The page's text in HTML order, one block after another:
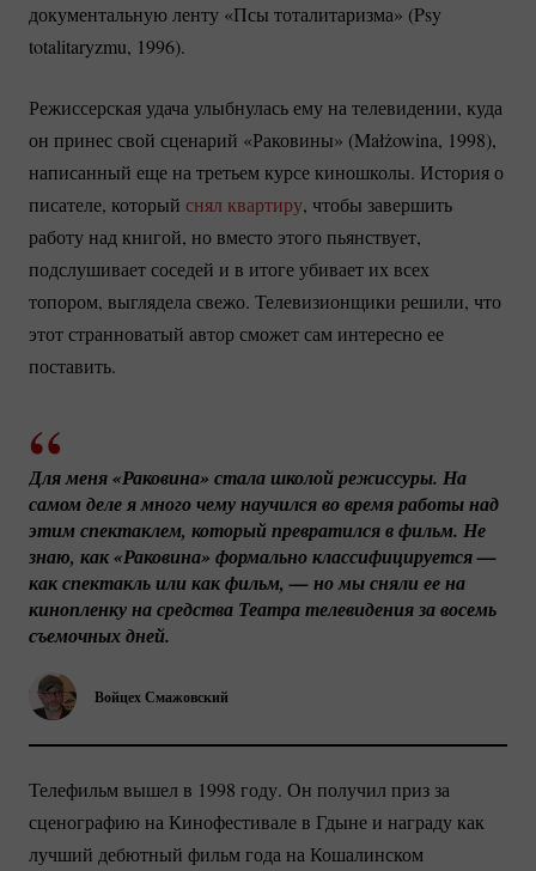
документальную ленту «Псы тоталитаризма» (Psy
totalitaryzmu, 1996).
Режиссерская удача улыбнулась ему на телевидении, куда
он принес свой сценарий «Раковины» (Małżowina, 1998),
написанный еще на третьем курсе киношколы. История о
писателе, который снял квартиру, чтобы завершить
работу над книгой, но вместо этого пьянствует,
подслушивает соседей и в итоге убивает их всех
топором, выглядела свежо. Телевизионщики решили, что
этот странноватый автор сможет сам интересно ее
поставить.
Войцех Смажовский
Для меня «Раковина» стала школой режиссуры. На
самом деле я много чему научился во время работы над
этим спектаклем, который превратился в фильм. Не
знаю, как «Раковина» формально классифицируется —
как спектакль или как фильм, — но мы сняли ее на
кинопленку на средства Театра телевидения за восемь
съемочных дней.
Телефильм вышел в 1998 году. Он получил приз за
сценографию на Кинофестивале в Гдыне и награду как
лучший дебютный фильм года на Кошалинском